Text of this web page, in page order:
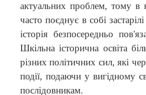
актуальних проблем, тому в
часто поєднує в собі
історія безпосередньо
Шкільна історична освіта
різних політичних сил, які
події, подаючи у вигідному
послідовникам.